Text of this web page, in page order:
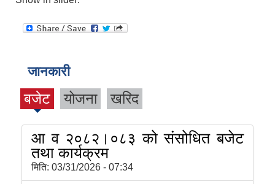
जानकारी
बजेट योजना खरिद
आ व २०८२।०८३ को संसोधित बजेट
तथा कार्यक्रम
मिति: 03/31/2026 - 07:34